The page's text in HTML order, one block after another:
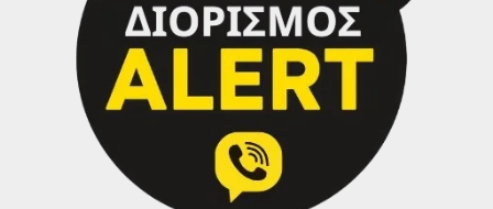
Γραφεία Εξυπηρέτησης Πολιτών.
Θα χαρούμε να σας εξυπηρετήσουμε:
Τηλέφωνα επικοινωνίας
Σέρρες: 23213 02583
210 3000319